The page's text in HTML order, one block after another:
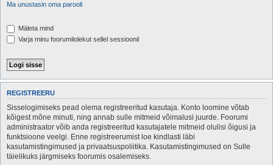
Ma unustasin oma parooli
Mäleta mind
Varja minu foorumilolekut sellel sessioonil
REGISTREERU
Sisselogimiseks pead olema registreeritud kasutaja. Konto loomine võtab
kõigest mõne minuti, ning annab sulle mitmeid võimalusi juurde. Foorumi
administraator võib anda registreeritud kasutajatele mitmeid olulisi õigusi ja
funktsioone veelgi. Enne registreerumist loe kindlasti läbi
kasutamistingimused ja privaatsuspoliitika. Kasutamistingimused on Sulle
täielikuks järgmiseks foorumis osalemiseks.